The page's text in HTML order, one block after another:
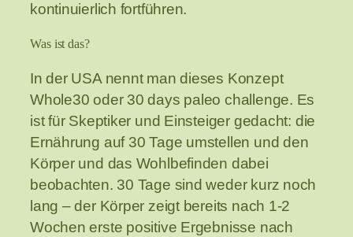
kontinuierlich fortführen.
Was ist das?
In der USA nennt man dieses Konzept
Whole30 oder 30 days paleo challenge. Es
ist für Skeptiker und Einsteiger gedacht: die
Ernährung auf 30 Tage umstellen und den
Körper und das Wohlbefinden dabei
beobachten. 30 Tage sind weder kurz noch
lang – der Körper zeigt bereits nach 1-2
Wochen erste positive Ergebnisse nach